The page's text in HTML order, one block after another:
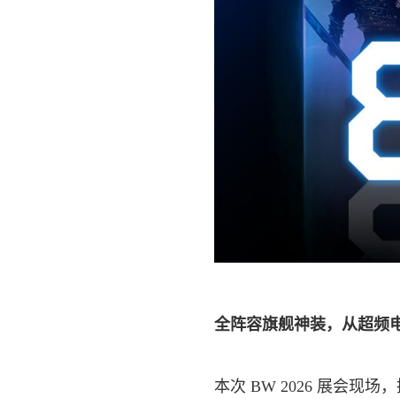
全阵容旗舰神装，从超频
本次 BW 2026 展会现场